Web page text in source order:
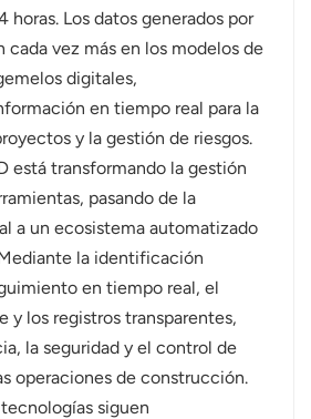
horas. Los datos generados por
cada vez más en los modelos de
digitales,
en tiempo real para la
y la gestión de riesgos.
está transformando la gestión
pasando de la
a un ecosistema automatizado
la identificación
en tiempo real, el
y los registros transparentes,
la seguridad y el control de
operaciones de construcción.
siguen